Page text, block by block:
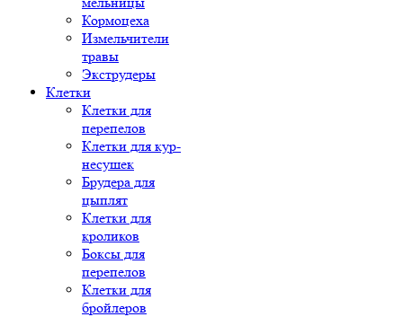
Кормоцеха
Измельчители
травы
Экструдеры
Клетки
Клетки для
перепелов
Клетки для кур-
несушек
Брудера для
цыплят
Клетки для
кроликов
Боксы для
перепелов
Клетки для
бройлеров